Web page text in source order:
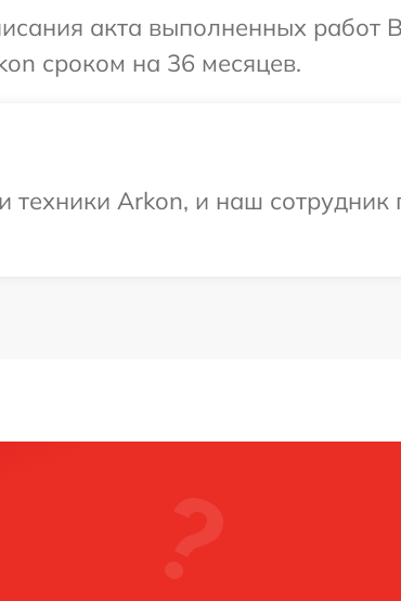
акта выполненных работ
сроком на 36 месяцев.
Arkon, и наш сотрудник